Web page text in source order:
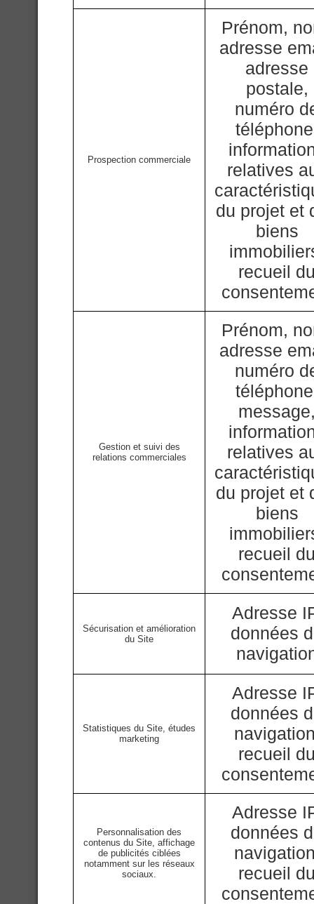
Prospection commerciale
Prénom,
adresse
adresse
postale,
numéro
relatives
du projet et
biens
recueil
Gestion et suivi des
relations commerciales
Prénom,
adresse
numéro
relatives
du projet et
biens
recueil
Sécurisation et amélioration
du Site
Adresse
données
Statistiques du Site, études
marketing
Adresse
données
recueil
Personnalisation des
contenus du Site, affichage
de publicités ciblées
notamment sur les réseaux
sociaux.
Adresse
données
recueil